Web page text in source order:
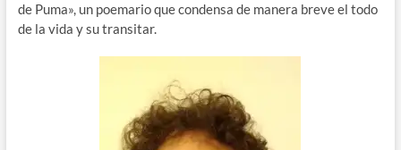
de Puma», un poemario que condensa de manera breve el todo
de la vida y su transitar.